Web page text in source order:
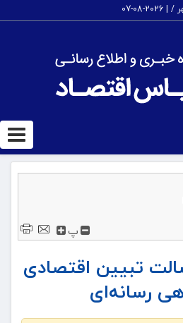
|
2026-08-07
پ
تبیین اقتصادی
رسانه‌ای